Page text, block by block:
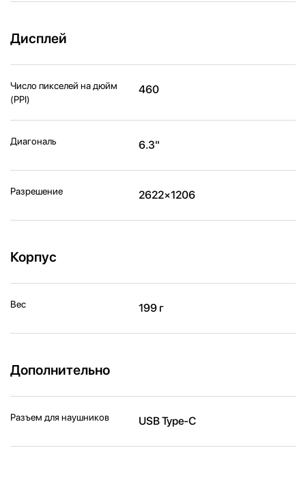
Дисплей
Число пикселей на дюйм
(PPI)
460
Диагональ 6.3"
Разрешение 2622×1206
Корпус
Вес 199 г
Дополнительно
Разъем для наушников USB Type-C